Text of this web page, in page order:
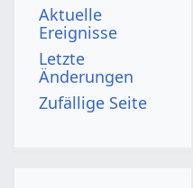
Aktuelle
Ereignisse
Letzte
Änderungen
Zufällige Seite